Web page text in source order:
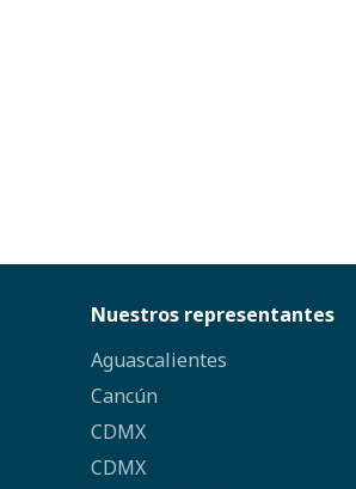
Nuestros representantes
Aguascalientes
Cancún
CDMX
CDMX